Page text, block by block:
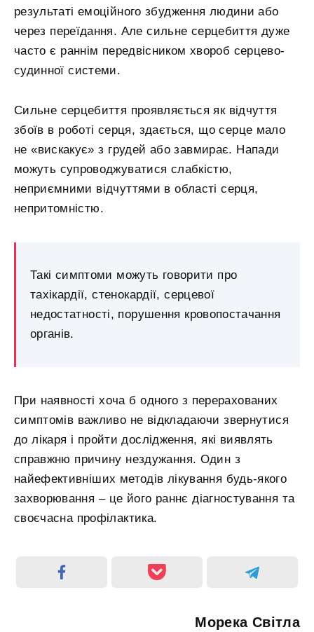
результаті емоційного збудження людини або
через переїдання. Але сильне серцебиття дуже
часто є раннім передвісником хвороб серцево-
судинної системи.
Сильне серцебиття проявляється як відчуття
збоїв в роботі серця, здається, що серце мало
не «вискакує» з грудей або завмирає. Напади
можуть супроводжуватися слабкістю,
неприємними відчуттями в області серця,
непритомністю.
Такі симптоми можуть говорити про
тахікардії, стенокардії, серцевої
недостатності, порушення кровопостачання
органів.
При наявності хоча б одного з перерахованих
симптомів важливо не відкладаючи звернутися
до лікаря і пройти дослідження, які виявлять
справжню причину нездужання. Один з
найефективніших методів лікування будь-якого
захворювання – це його раннє діагностування та
своєчасна профілактика.
Морека Світла